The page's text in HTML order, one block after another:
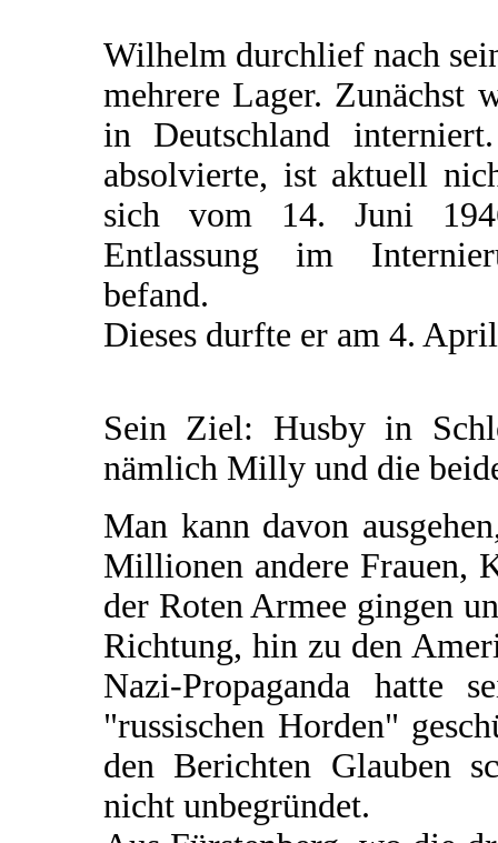
Wilhelm durchlief nach
mehrere Lager. Zunächst
in Deutschland
absolvierte, ist aktuell
sich vom 14. Juni
Entlassung im
befand.
Dieses durfte er am 4.
Sein Ziel: Husby in
nämlich Milly und die
Man kann davon
Millionen andere Frauen,
der Roten Armee gingen
Richtung, hin zu den
Nazi-Propaganda hatte
"russischen Horden"
den Berichten Glauben
nicht unbegründet.